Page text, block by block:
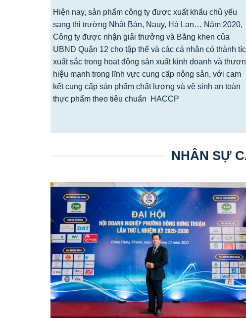
Hiện nay, sản phẩm công ty được xuất khẩu chủ yếu
sang thị trường Nhật Bản, Nauy, Hà Lan… Năm 2020,
Công ty được nhận giải thưởng và Bằng khen của
UBND Quận 12 cho tập thể và các cá nhân có thành
xuất sắc trong hoạt động sản xuất kinh doanh và
hiệu mạnh trong lĩnh vực cung cấp nông sản, với cam
kết cung cấp sản phẩm chất lượng và vệ sinh an toàn
thực phẩm theo tiêu chuẩn HACCP
NHÂN SỰ